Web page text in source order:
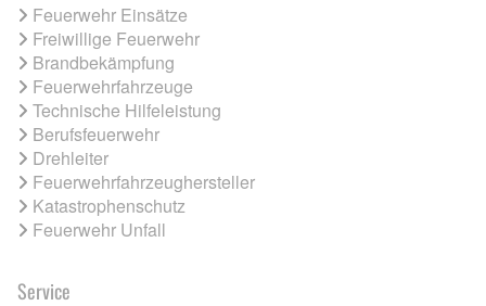
Feuerwehr Einsätze
Freiwillige Feuerwehr
Brandbekämpfung
Feuerwehrfahrzeuge
Technische Hilfeleistung
Berufsfeuerwehr
Drehleiter
Feuerwehrfahrzeughersteller
Katastrophenschutz
Feuerwehr Unfall
Service